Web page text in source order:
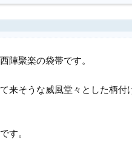
陣聚楽の袋帯です。
来そうな威風堂々とした柄付
す。